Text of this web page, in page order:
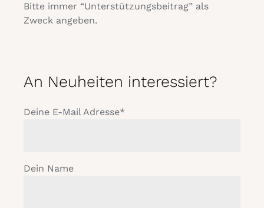
Bitte immer “Unterstützungsbeitrag” als
Zweck angeben.
An Neuheiten interessiert?
Deine E-Mail Adresse*
Dein Name